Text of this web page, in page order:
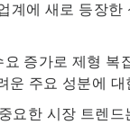
계에 새로 등장한
증가로 제형 복
운 주요 성분에
요한 시장 트렌